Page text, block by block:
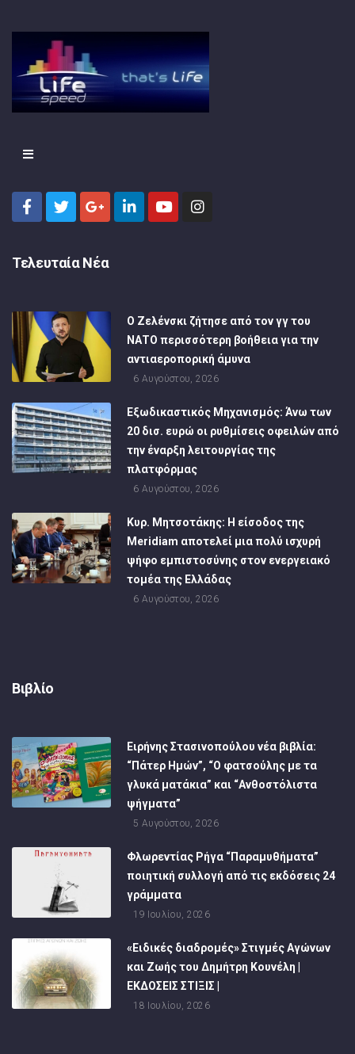
Τελευταία Νέα
Ο Ζελένσκι ζήτησε από τον γγ του
ΝΑΤΟ περισσότερη βοήθεια για την
αντιαεροπορική άμυνα
6 Αυγούστου, 2026
Εξωδικαστικός Μηχανισμός: Άνω των
20 δισ. ευρώ οι ρυθμίσεις οφειλών από
την έναρξη λειτουργίας της
πλατφόρμας
6 Αυγούστου, 2026
Κυρ. Μητσοτάκης: Η είσοδος της
Meridiam αποτελεί μια πολύ ισχυρή
ψήφο εμπιστοσύνης στον ενεργειακό
τομέα της Ελλάδας
6 Αυγούστου, 2026
Βιβλίο
Ειρήνης Στασινοπούλου νέα βιβλία:
“Πάτερ Ημών”, “Ο φατσούλης με τα
γλυκά ματάκια” και “Ανθοστόλιστα
ψήγματα”
5 Αυγούστου, 2026
Φλωρεντίας Ρήγα “Παραμυθήματα”
ποιητική συλλογή από τις εκδόσεις 24
γράμματα
19 Ιουλίου, 2026
«Ειδικές διαδρομές» Στιγμές Αγώνων
και Ζωής του Δημήτρη Κουνέλη |
ΕΚΔΟΣΕΙΣ ΣΤΙΞΙΣ |
18 Ιουλίου, 2026